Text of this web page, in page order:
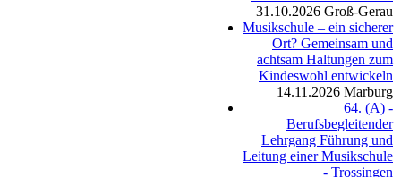
31.10.2026 Groß-Gerau
Musikschule – ein sicherer
Ort? Gemeinsam und
achtsam Haltungen zum
Kindeswohl entwickeln
14.11.2026 Marburg
64. (A) -
Berufsbegleitender
Lehrgang Führung und
Leitung einer Musikschule
- Trossingen